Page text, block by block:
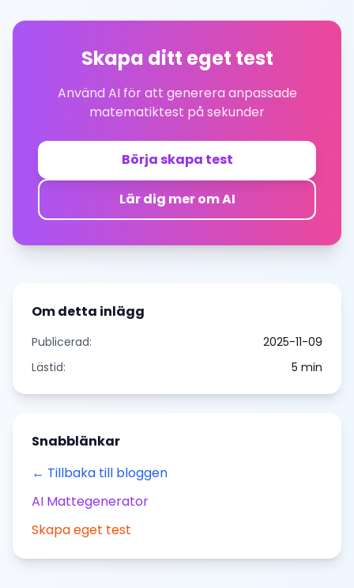
Skapa ditt eget test
Använd AI för att generera anpassade
matematiktest på sekunder
Börja skapa test
Lär dig mer om AI
Om detta inlägg
Publicerad:
2025-11-09
Lästid:
5 min
Snabblänkar
← Tillbaka till bloggen
AI Mattegenerator
Skapa eget test